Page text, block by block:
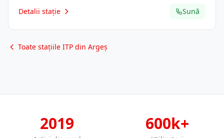
Detalii stație Sună
Toate stațiile ITP din Argeș
2019 600k+